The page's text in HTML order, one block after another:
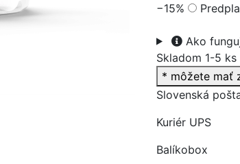
−15%
Ako
Skladom 1-5 ks
* môžete mať
Slovenská
Kuriér UPS
Balíkobox